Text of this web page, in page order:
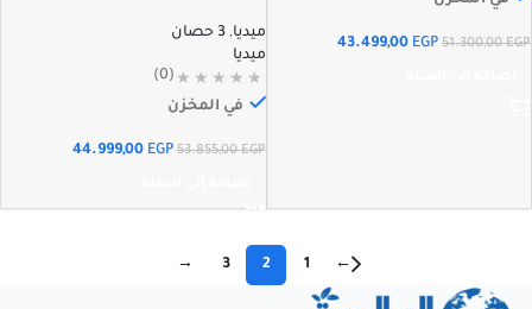
51.300,00EGP
43.499,00 EGP
ميديا, 3 حصان
ميديا
(0)
في المخزن
53.855,00EGP
44.999,00 EGP
←
1
2
3
→